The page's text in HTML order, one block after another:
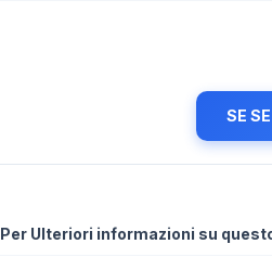
SE
Per Ulteriori informazioni su